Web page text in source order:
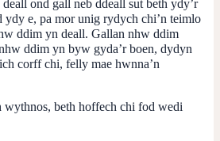
deall ond gall neb ddeall sut beth ydy’r
ydy e, pa mor unig rydych chi’n teimlo
ddim yn deall. Gallan nhw ddim
ddim yn byw gyda’r boen, dydyn
corff chi, felly mae hwnna’n
wythnos, beth hoffech chi fod wedi